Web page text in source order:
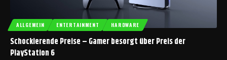
ALLGEMEIN ENTERTAINMENT HARDWARE
Schockierende Preise – Gamer besorgt über Preis der
PlayStation 6